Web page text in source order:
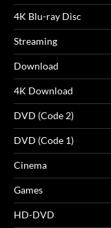
4K Blu-ray Disc
Streaming
Download
4K Download
DVD (Code 2)
DVD (Code 1)
Cinema
Games
HD-DVD